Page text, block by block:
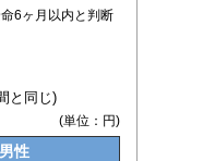
6ヶ月以内と判断
と同じ)
(単位：円)
男性